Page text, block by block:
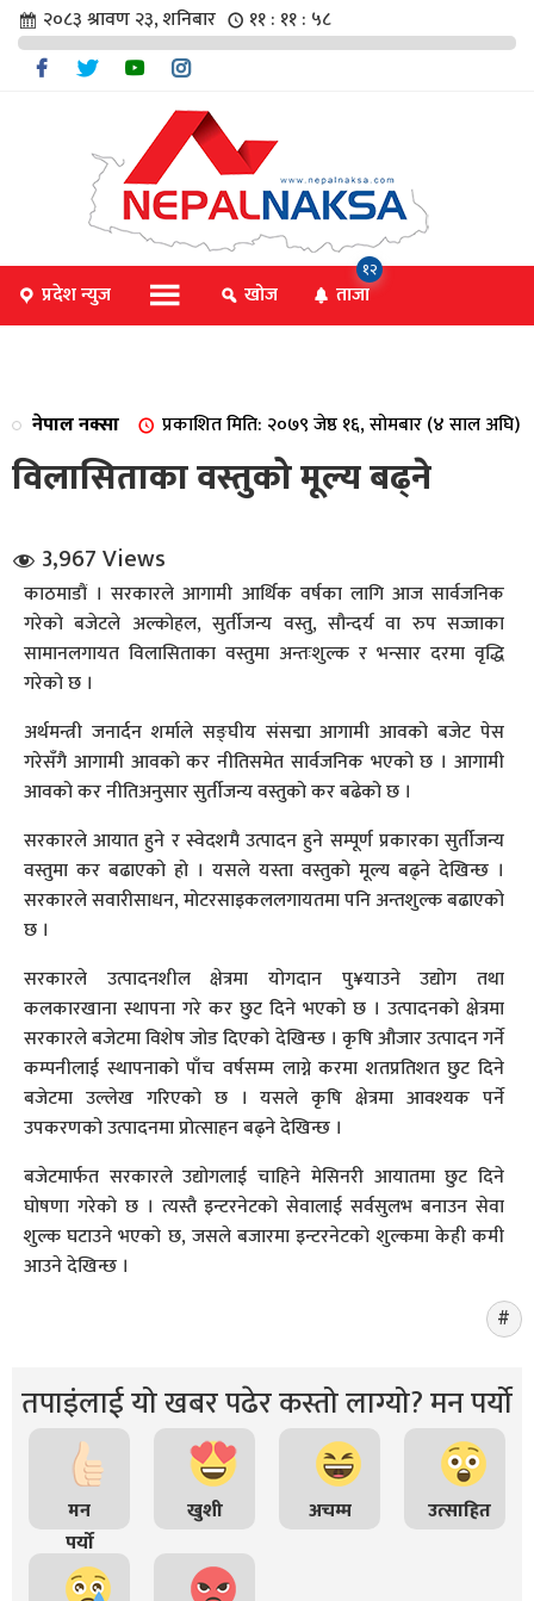
संवाद
२०८३ श्रावण २३, शनिबार ११ : ११ : ५८
प्रदेश न्युज खोज ताजा
१२
नेपाल नक्सा प्रकाशित मिति: २०७९ जेष्ठ १६, सोमबार (४ साल अघि)
विलासिताका वस्तुको मूल्य बढ्ने
3,967 Views
काठमाडौं । सरकारले आगामी आर्थिक वर्षका लागि आज सार्वजनिक
गरेको बजेटले अल्कोहल, सुर्तीजन्य वस्तु, सौन्दर्य वा रुप सज्जाका
सामानलगायत विलासिताका वस्तुमा अन्तःशुल्क र भन्सार दरमा वृद्धि
गरेको छ ।
अर्थमन्त्री जनार्दन शर्माले सङ्घीय संसद्मा आगामी आवको बजेट पेस
गरेसँगै आगामी आवको कर नीतिसमेत सार्वजनिक भएको छ । आगामी
आवको कर नीतिअनुसार सुर्तीजन्य वस्तुको कर बढेको छ ।
सरकारले आयात हुने र स्वेदशमै उत्पादन हुने सम्पूर्ण प्रकारका सुर्तीजन्य
वस्तुमा कर बढाएको हो । यसले यस्ता वस्तुको मूल्य बढ्ने देखिन्छ ।
सरकारले सवारीसाधन, मोटरसाइकललगायतमा पनि अन्तशुल्क बढाएको
छ ।
सरकारले उत्पादनशील क्षेत्रमा योगदान पु¥याउने उद्योग तथा
कलकारखाना स्थापना गरे कर छुट दिने भएको छ । उत्पादनको क्षेत्रमा
सरकारले बजेटमा विशेष जोड दिएको देखिन्छ । कृषि औजार उत्पादन गर्ने
कम्पनीलाई स्थापनाको पाँच वर्षसम्म लाग्ने करमा शतप्रतिशत छुट दिने
बजेटमा उल्लेख गरिएको छ । यसले कृषि क्षेत्रमा आवश्यक पर्ने
उपकरणको उत्पादनमा प्रोत्साहन बढ्ने देखिन्छ ।
बजेटमार्फत सरकारले उद्योगलाई चाहिने मेसिनरी आयातमा छुट दिने
घोषणा गरेको छ । त्यस्तै इन्टरनेटको सेवालाई सर्वसुलभ बनाउन सेवा
शुल्क घटाउने भएको छ, जसले बजारमा इन्टरनेटको शुल्कमा केही कमी
आउने देखिन्छ ।
तपाइंलाई यो खबर पढेर कस्तो लाग्यो? मन पर्यो
मन
पर्यो
खुशी अचम्म उत्साहित